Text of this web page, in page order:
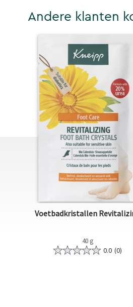
Andere klanten
Voetbadkristallen
40 g
0.0 (0)